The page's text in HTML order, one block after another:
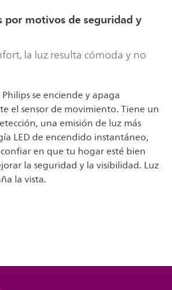
por motivos de seguridad y
la luz resulta cómoda y no
se enciende y apaga
el sensor de movimiento. Tiene un
una emisión de luz más
LED de encendido instantáneo,
en que tu hogar esté bien
la seguridad y la visibilidad. Luz
la vista.